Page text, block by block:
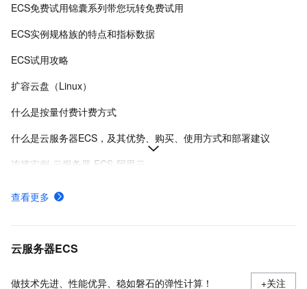
ECS免费试用锦囊系列带您玩转免费试用
ECS实例规格族的特点和指标数据
ECS试用攻略
扩容云盘（Linux）
什么是按量付费计费方式
什么是云服务器ECS，及其优势、购买、使用方式和部署建议
连接实例-云服务器 ECS-阿里云
在Linux上安装Docker和Docker Compose
使用安全组
查看更多
云服务器ECS
做技术先进、性能优异、稳如磐石的弹性计算！ +关注